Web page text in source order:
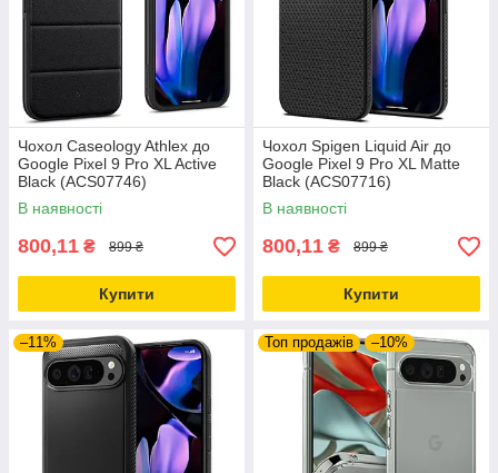
Чохол Caseology Athlex до
Google Pixel 9 Pro XL Active
Black (ACS07746)
В наявності
800,11 ₴ 899 ₴
Купити
Чохол Spigen Liquid Air до
Google Pixel 9 Pro XL Matte
Black (ACS07716)
В наявності
800,11 ₴ 899 ₴
Купити
–11% Топ продажів –10%